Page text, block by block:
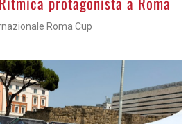
Roma Cup